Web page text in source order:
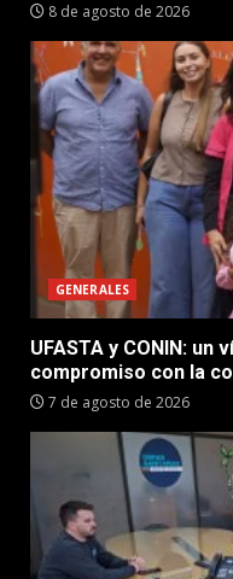
8 de agosto de 2026
GENERALES
UFASTA y CONIN:
compromiso con la
7 de agosto de 2026